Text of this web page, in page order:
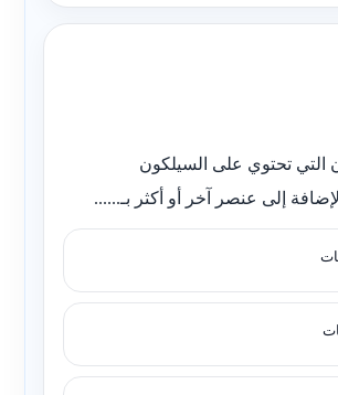
التي تحتوي على السيلكون
إلى عنصر آخر أو أكثر بـ......